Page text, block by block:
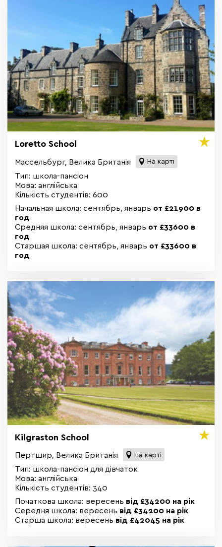
Loretto School
Массельбург, Велика Британія На карті
Тип: школа-пансіон
Мова: англійська
Кількість студентів: 600
Начальная школа: сентябрь, январь от £21900 в
год
Средняя школа: сентябрь, январь от £33600 в
год
Старшая школа: сентябрь, январь от £33600 в
год
Kilgraston School
Пертшир, Велика Британія На карті
Тип: школа-пансіон для дівчаток
Мова: англійська
Кількість студентів: 340
Початкова школа: вересень від £34200 на рік
Середня школа: вересень від £34200 на рік
Старша школа: вересень від £42045 на рік